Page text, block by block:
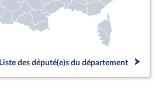
Liste des député(e)s du département